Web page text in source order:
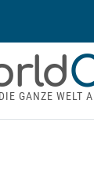
DIE GANZE WELT